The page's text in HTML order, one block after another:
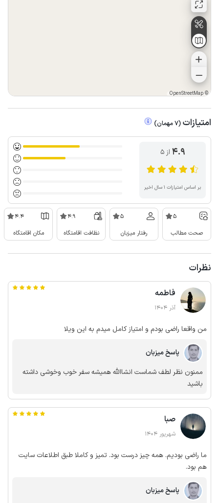
©
OpenStreetMap
امتیازات (
7مهمان)
4.9 از ۵
بر اساس امتیازات ۱ سال اخیر
5
صحت مطالب
5
رفتار میزبان
4.9
نظافت اقامتگاه
4.4
مکان اقامتگاه
نظرات
فاطمه
آذر 1404
من واقعا راضی بودم و امتیاز کامل میدم به این ویلا
پاسخ میزبان
ممنون نظر لطف شماست انشاالله همیشه سفر خوب وخوشی داشته
باشید
صبا
شهریور 1404
ما راضی بودیم. همه چیز درست بود. تمیز و کاملا طبق اطلاعات سایت
هم بود.
پاسخ میزبان